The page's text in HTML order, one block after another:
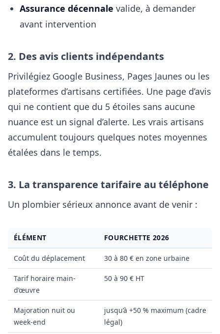
Assurance décennale valide, à demander
avant intervention
2. Des avis clients indépendants
Privilégiez Google Business, Pages Jaunes ou les
plateformes d’artisans certifiées. Une page d’avis
qui ne contient que du 5 étoiles sans aucune
nuance est un signal d’alerte. Les vrais artisans
accumulent toujours quelques notes moyennes
étalées dans le temps.
3. La transparence tarifaire au téléphone
Un plombier sérieux annonce avant de venir :
ÉLÉMENT FOURCHETTE 2026
Coût du déplacement 30 à 80 € en zone urbaine
Tarif horaire main-
d’œuvre
50 à 90 € HT
Majoration nuit ou
week-end
jusqu’à +50 % maximum (cadre
légal)